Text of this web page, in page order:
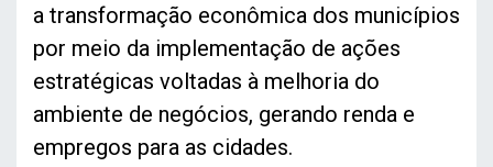
a transformação econômica dos municípios
por meio da implementação de ações
estratégicas voltadas à melhoria do
ambiente de negócios, gerando renda e
empregos para as cidades.